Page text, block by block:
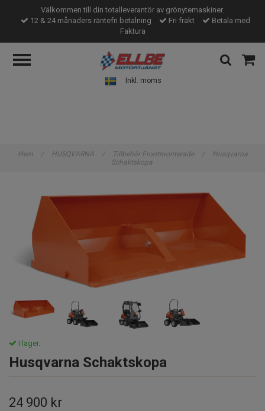
Välkommen till din totalleverantör av grönytemaskiner.
12 & 24 månaders räntefri betalning
Fri frakt
Betala med
Faktura
Inkl. moms
Hem / HUSQVARNA / Tillbehör Frontmonterade /
Husqvarna
Schaktskopa
I lager.
Husqvarna Schaktskopa
24 900 kr